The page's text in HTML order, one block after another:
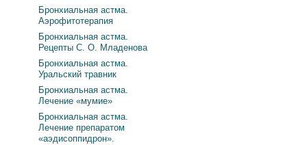
Бронхиальная астма.
Аэрофитотерапия
Бронхиальная астма.
Рецепты С. О. Младенова
Бронхиальная астма.
Уральский травник
Бронхиальная астма.
Лечение «мумие»
Бронхиальная астма.
Лечение препаратом
«аэдисоппидрон».